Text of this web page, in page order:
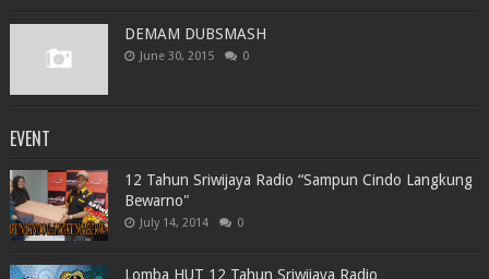
DEMAM DUBSMASH
June 30, 2015 0
EVENT
12 Tahun Sriwijaya Radio “Sampun Cindo Langkung
Bewarno"
July 14, 2014 0
Lomba HUT 12 Tahun Sriwijaya Radio